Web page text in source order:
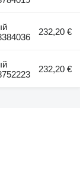
232,20 €
232,20 €